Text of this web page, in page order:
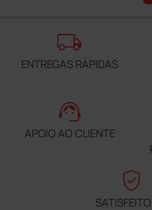
local_shipping
ENTREGAS RÁPIDAS
support_agent
APOIO AO CLIENTE
verified_user